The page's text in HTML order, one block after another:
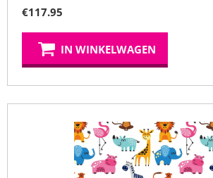
€117.95
IN WINKELWAGEN